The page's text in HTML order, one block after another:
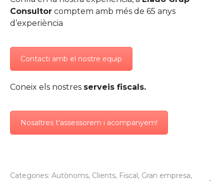
Consultor comptem amb més de 65 anys
d’experiència
Contacti amb el nostre equip
Coneix els nostres serveis fiscals.
Nosaltres t'assessorem i acompanyem!
Categories: Autònoms, Clients, Fiscal, Gran empresa,